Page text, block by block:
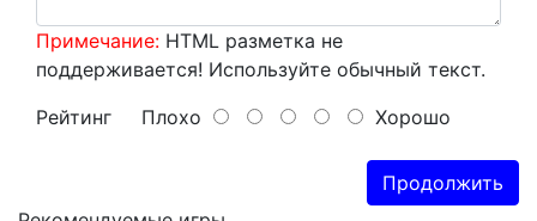
Примечание: HTML разметка не
поддерживается! Используйте обычный текст.
Рейтинг Плохо Хорошо
Продолжить